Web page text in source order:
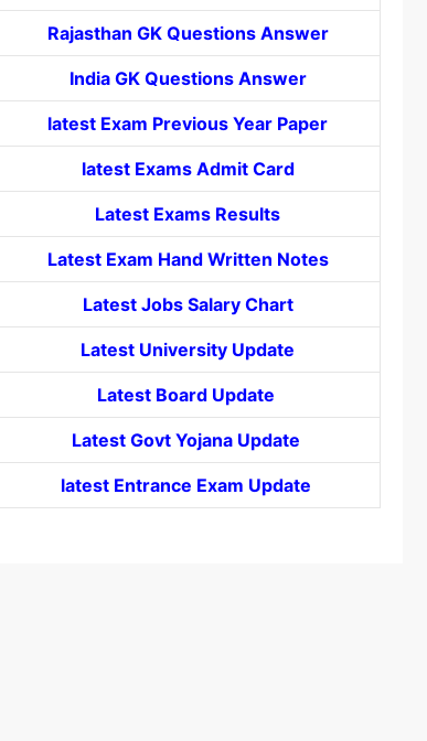
Rajasthan GK Questions Answer
India GK Questions Answer
latest Exam Previous Year Paper
latest Exams Admit Card
Latest Exams Results
Latest Exam Hand Written Notes
Latest Jobs Salary Chart
Latest University Update
Latest Board Update
Latest Govt YojanaUpdate
latest Entrance Exam Update